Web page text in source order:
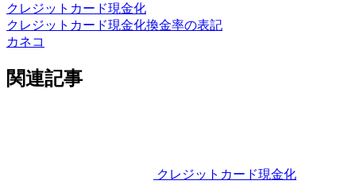
クレジットカード現金化
クレジットカード現金化換金率の表記
カネコ
関連記事
クレジットカード現金化